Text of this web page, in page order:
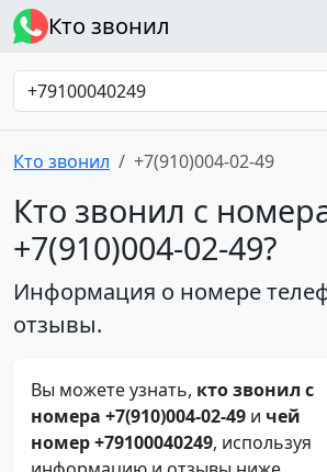
Кто звонил
Кто звонил +7(910)004-02-49
Кто звонил с
+7(910)004-02-49?
Информация о номере
отзывы.
Вы можете узнать, кто звонил с
номера +7(910)004-02-49 и чей
номер +79100040249, используя